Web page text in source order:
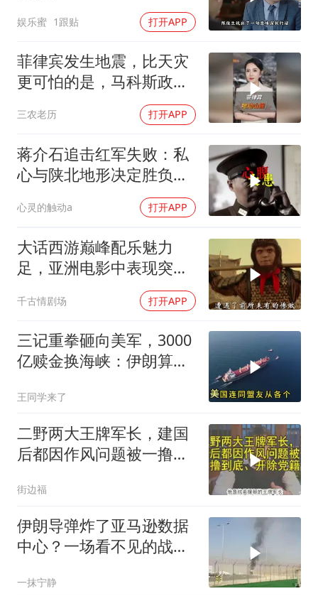
郑丽文：台湾从来没有“独立”过
乐享全民健身 共筑健康中国
娱乐蜜 1跟贴 打开APP
菲律宾发生地震，比天灾
更可怕的是，马科斯政府
三农老历 打开APP
蒋介石追击红军失败：私
心与陕北地形决定胜负命
心灵的触动a 打开APP
大话西游巅峰配乐魅力
足，亚洲电影中表现突
出，带来深度视听享受
千古情剧场 打开APP
三记重拳砸向美军，3000
亿赎金换海峡：伊朗算准
王同学来了
二野两大王牌军长，建国
后都因作风问题被一撸到
街边福
伊朗导弹炸了亚马逊数据
中心？一场看不见的战争
一抹宁静